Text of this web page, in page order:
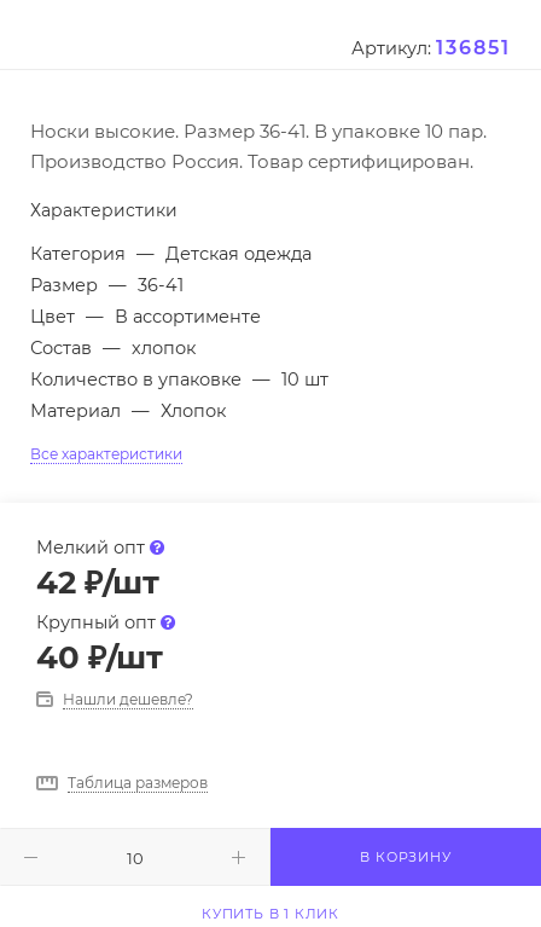
Артикул: 136851
Носки высокие. Размер 36-41. В упаковке 10 пар.
Производство Россия. Товар сертифицирован.
Характеристики
Категория — Детская одежда
Размер — 36-41
Цвет — В ассортименте
Состав — хлопок
Количество в упаковке — 10 шт
Материал — Хлопок
Все характеристики
Мелкий опт
42 ₽/шт
Крупный опт
40 ₽/шт
Нашли дешевле?
Таблица размеров
В КОРЗИНУ
КУПИТЬ В 1 КЛИК